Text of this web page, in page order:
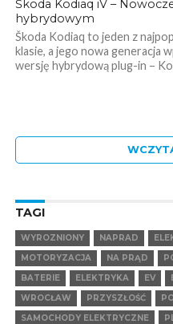
Škoda Kodiaq iV –
hybrydowym
Škoda Kodiaq to jeden z
klasie, a jego nowa generacja
wersję hybrydową plug-in –
TAGI
WYROZNIONY NAPRAD
MOTORYZACJA
NA PRĄD
BATERIE
ELEKTRYKA EV
WROCŁAW
PRZYSZŁOŚĆ
SAMOCHODY ELEKTRYCZNE